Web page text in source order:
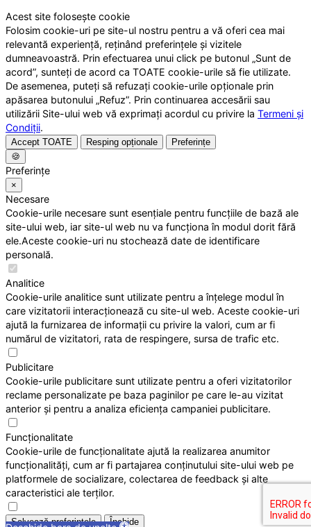
Acest site folosește cookie
Folosim cookie-uri pe site-ul nostru pentru a vă oferi cea mai
relevantă experiență, reținând preferințele și vizitele
dumneavoastră. Prin efectuarea unui click pe butonul „Sunt de
acord”, sunteți de acord ca TOATE cookie-urile să fie utilizate.
De asemenea, puteți să refuzați cookie-urile opționale prin
apăsarea butonului „Refuz”. Prin continuarea accesării sau
utilizării Site-ului web vă exprimați acordul cu privire la Termeni și
Condiții.
Accept TOATE Resping opționale
Preferințe
🍪
Preferințe
×
Necesare
Cookie-urile necesare sunt esențiale pentru funcțiile de bază ale
site-ului web, iar site-ul web nu va funcționa în modul dorit fără
ele.Aceste cookie-uri nu stochează date de identificare
personală.
Analitice
Cookie-urile analitice sunt utilizate pentru a înțelege modul în
care vizitatorii interacționează cu site-ul web. Aceste cookie-uri
ajută la furnizarea de informații cu privire la valori, cum ar fi
numărul de vizitatori, rata de respingere, sursa de trafic etc.
Publicitare
Cookie-urile publicitare sunt utilizate pentru a oferi vizitatorilor
reclame personalizate pe baza paginilor pe care le-au vizitat
anterior și pentru a analiza eficiența campaniei publicitare.
Funcționalitate
Cookie-urile de funcționalitate ajută la realizarea anumitor
funcționalități, cum ar fi partajarea conținutului site-ului web pe
platformele de socializare, colectarea de feedback și alte
caracteristici ale terților.
Salvează preferințele Închide